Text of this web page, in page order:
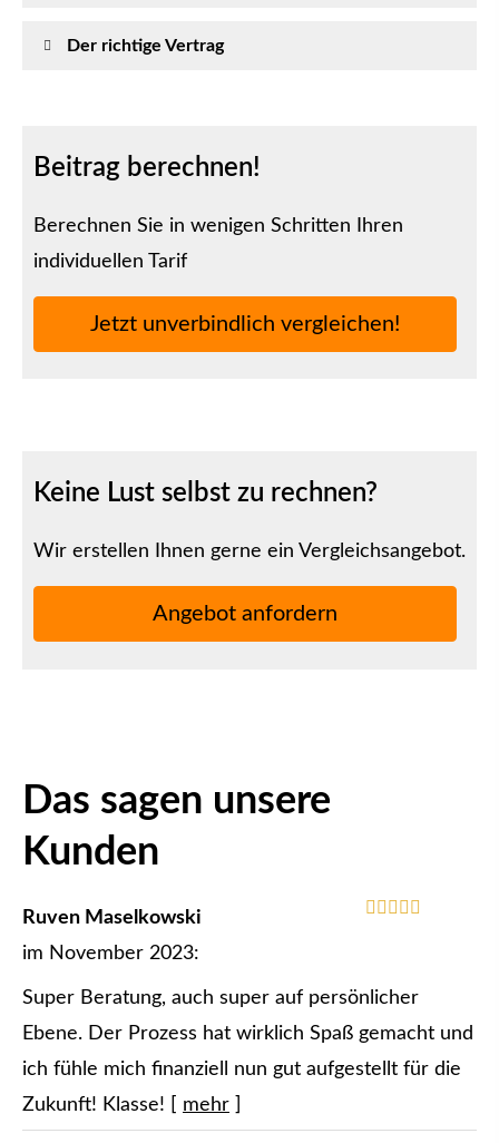
Der richtige Vertrag
Beitrag berechnen!
Berechnen Sie in wenigen Schritten Ihren
individuellen Tarif
Jetzt unverbindlich ver­gleichen!
Keine Lust selbst zu rechnen?
Wir erstellen Ihnen gerne ein Vergleichsangebot.
An­ge­bot an­for­dern
Das sagen unsere
Kunden
Ruven Maselkowski
im November 2023:
Super Beratung, auch super auf persönlicher
Ebene. Der Prozess hat wirklich Spaß gemacht und
ich fühle mich finanziell nun gut aufgestellt für die
Zukunft! Klasse!
mehr